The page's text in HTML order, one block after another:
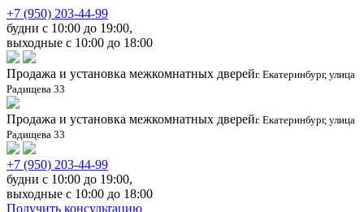
+7 (950) 203-44-99
будни с 10:00 до 19:00,
выходные с 10:00 до 18:00
Продажа и установка межкомнатных дверейг. Екатеринбург, улица
Радищева 33
Продажа и установка межкомнатных дверейг. Екатеринбург, улица
Радищева 33
+7 (950) 203-44-99
будни с 10:00 до 19:00,
выходные с 10:00 до 18:00
Получить консультацию